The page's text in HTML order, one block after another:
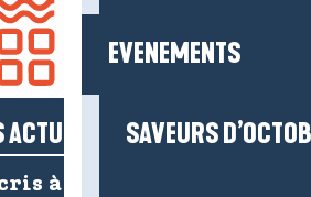
EVENEMENTS
SAVEURS
ACTUS SALÉES !
à la newsletter